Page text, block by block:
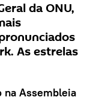
da ONU,
As estrelas
na Assembleia